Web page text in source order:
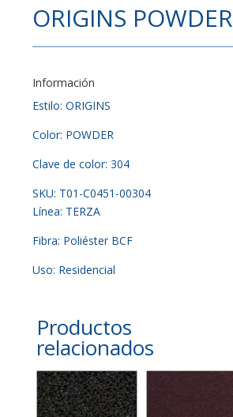
ORIGINS POWDER
Información
Estilo: ORIGINS
Color: POWDER
Clave de color: 304
SKU: T01-C0451-00304
Línea: TERZA
Fibra: Poliéster BCF
Uso: Residencial
Productos
relacionados